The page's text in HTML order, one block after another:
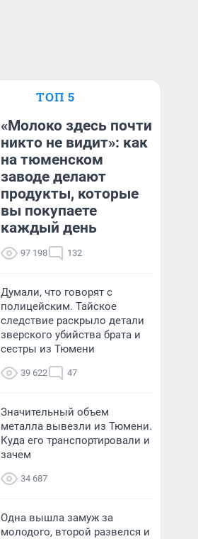
ТОП 5
«Молоко здесь почти
никто не видит»: как
на тюменском
заводе делают
продукты, которые
вы покупаете
каждый день
97 198 132
Думали, что говорят с
полицейским. Тайское
следствие раскрыло детали
зверского убийства брата и
сестры из Тюмени
39 622 47
Значительный объем
металла вывезли из Тюмени.
Куда его транспортировали и
зачем
34 687
Одна вышла замуж за
молодого, второй развелся и